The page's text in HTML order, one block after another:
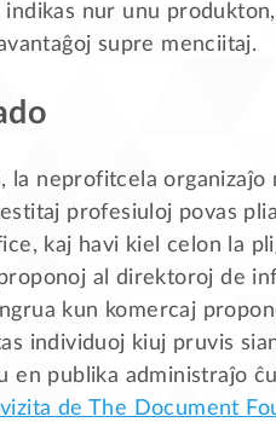
indikas nur unu
supre menciitaj.
la neprofitcela
profesiuloj povas
kaj havi kiel celon la
al direktoroj de
kun komercaj
individuoj kiuj pruvis
en publika administraĵo
de The Document